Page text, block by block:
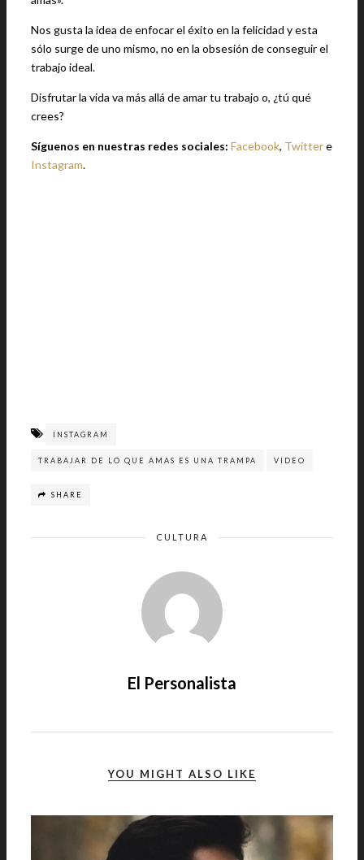
Nos gusta la idea de enfocar el éxito en la felicidad y esta
sólo surge de uno mismo, no en la obsesión de conseguir el
trabajo ideal.
Disfrutar la vida va más allá de amar tu trabajo o, ¿tú qué
crees?
Síguenos en nuestras redes sociales: Facebook, Twittere
Instagram.
INSTAGRAM
TRABAJAR DE LO QUE AMAS ES UNA TRAMPA VIDEO
SHARE
CULTURA
El Personalista
YOU MIGHT ALSO LIKE